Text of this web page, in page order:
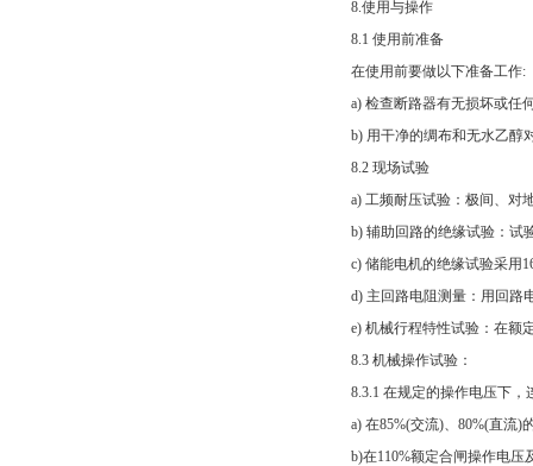
8.使用与操作
8.1 使用前准备
在使用前要做以下准备工作:
a) 检查断路器有无损坏或任
b) 用干净的绸布和无水乙醇
8.2 现场试验
a) 工频耐压试验：极间、对
b) 辅助回路的绝缘试验：试
c) 储能电机的绝缘试验采用
d) 主回路电阻测量：用回路
e) 机械行程特性试验：在额
8.3 机械操作试验：
8.3.1 在规定的操作电压下
a) 在85%(交流)、80%(直流)
b)在110%额定合闸操作电压